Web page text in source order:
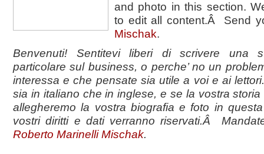
and photo in this section.
to edit all content.Â Send
Mischak.
Benvenuti! Sentitevi liberi di scrivere una
particolare sul business, o perche’ no un
interessa e che pensate sia utile a voi e ai
sia in italiano che in inglese, e se la vostra storia
allegheremo la vostra biografia e foto in
vostri diritti e dati verranno riservati.Â
Roberto Marinelli Mischak.